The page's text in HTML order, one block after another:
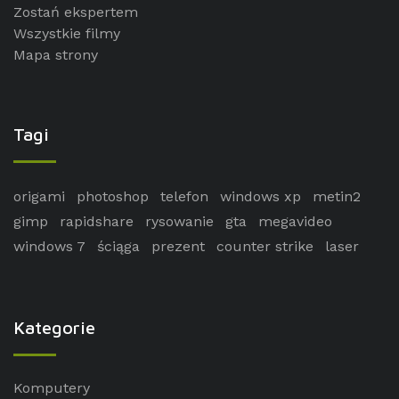
Zostań ekspertem
Wszystkie filmy
Mapa strony
Tagi
origami photoshop telefon windows xp
metin2
gimp
rapidshare rysowanie gta
megavideo
windows 7
ściąga prezent counter strike laser
Kategorie
Komputery